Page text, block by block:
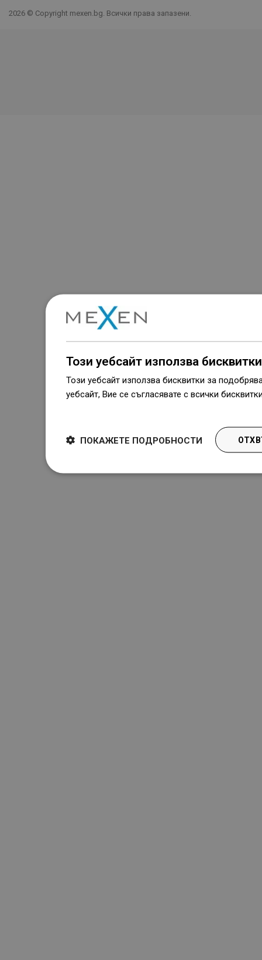
2026 © Copyright mexen.bg. Всички права запазени.
Този уебсайт използва бисквитки
Този уебсайт използва бисквитки за
уебсайт, Вие се съгласявате с всички
ПОКАЖЕТЕ ПОДРОБНОСТИ